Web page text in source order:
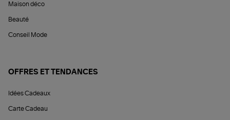
Maison déco
Beauté
Conseil Mode
OFFRES ET TENDANCES
Idées Cadeaux
Carte Cadeau